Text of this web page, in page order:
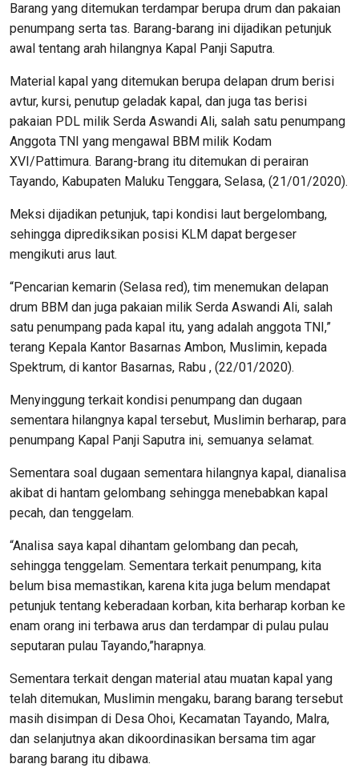
Barang yang ditemukan terdampar berupa drum dan pakaian
penumpang serta tas. Barang-barang ini dijadikan petunjuk
awal tentang arah hilangnya Kapal Panji Saputra.
Material kapal yang ditemukan berupa delapan drum berisi
avtur, kursi, penutup geladak kapal, dan juga tas berisi
pakaian PDL milik Serda Aswandi Ali, salah satu penumpang
Anggota TNI yang mengawal BBM milik Kodam
XVI/Pattimura. Barang-brang itu ditemukan di perairan
Tayando, Kabupaten Maluku Tenggara, Selasa, (21/01/2020).
Meksi dijadikan petunjuk, tapi kondisi laut bergelombang,
sehingga diprediksikan posisi KLM dapat bergeser
mengikuti arus laut.
“Pencarian kemarin (Selasa red), tim menemukan delapan
drum BBM dan juga pakaian milik Serda Aswandi Ali, salah
satu penumpang pada kapal itu, yang adalah anggota TNI,”
terang Kepala Kantor Basarnas Ambon, Muslimin, kepada
Spektrum, di kantor Basarnas, Rabu , (22/01/2020).
Menyinggung terkait kondisi penumpang dan dugaan
sementara hilangnya kapal tersebut, Muslimin berharap, para
penumpang Kapal Panji Saputra ini, semuanya selamat.
Sementara soal dugaan sementara hilangnya kapal, dianalisa
akibat di hantam gelombang sehingga menebabkan kapal
pecah, dan tenggelam.
“Analisa saya kapal dihantam gelombang dan pecah,
sehingga tenggelam. Sementara terkait penumpang, kita
belum bisa memastikan, karena kita juga belum mendapat
petunjuk tentang keberadaan korban, kita berharap korban ke
enam orang ini terbawa arus dan terdampar di pulau pulau
seputaran pulau Tayando,”harapnya.
Sementara terkait dengan material atau muatan kapal yang
telah ditemukan, Muslimin mengaku, barang barang tersebut
masih disimpan di Desa Ohoi, Kecamatan Tayando, Malra,
dan selanjutnya akan dikoordinasikan bersama tim agar
barang barang itu dibawa.